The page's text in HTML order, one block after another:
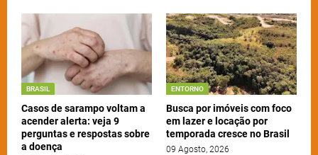
BRASIL
Casos de sarampo voltam a
acender alerta: veja 9
perguntas e respostas sobre
a doença
ENTORNO
Busca por imóveis com foco
em lazer e locação por
temporada cresce no Brasil
09 Agosto, 2026